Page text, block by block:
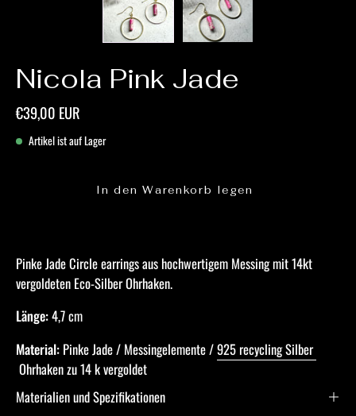
Nicola Pink Jade
€39,00 EUR
Artikel ist auf Lager
In den Warenkorb legen
Pinke Jade Circle earrings aus hochwertigem Messing mit 14kt
vergoldeten Eco-Silber Ohrhaken.
Länge:4,7 cm
Material: Pinke Jade / Messingelemente /925 recycling Silber
Ohrhaken zu 14 k vergoldet
Materialien und Spezifikationen